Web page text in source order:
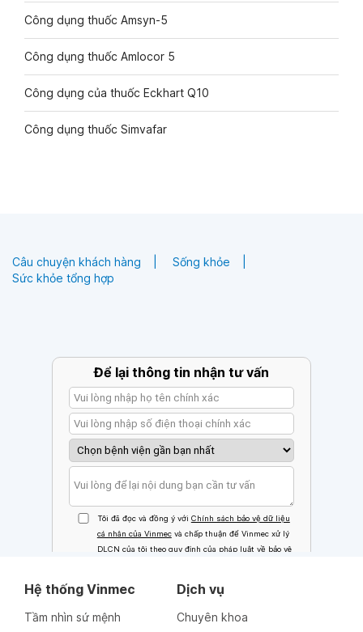
Công dụng thuốc Amsyn-5
Công dụng thuốc Amlocor 5
Công dụng của thuốc Eckhart Q10
Công dụng thuốc Simvafar
Câu chuyện khách hàng
Sống khỏe
Sức khỏe tổng hợp
Hệ thống Vinmec
Tầm nhìn sứ mệnh
Dịch vụ
Chuyên khoa